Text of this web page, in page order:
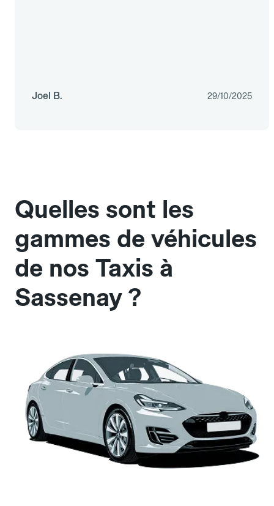
Joel B. 29/10/2025
Quelles sont les
gammes de véhicules
de nos Taxis à
Sassenay ?